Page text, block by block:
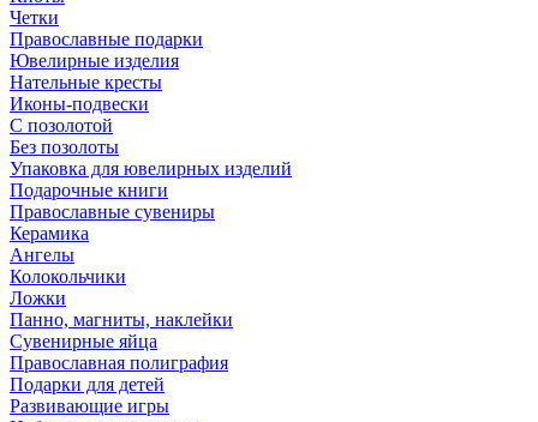
Четки
Православные подарки
Ювелирные изделия
Нательные кресты
Иконы-подвески
С позолотой
Без позолоты
Упаковка для ювелирных изделий
Подарочные книги
Православные сувениры
Керамика
Ангелы
Колокольчики
Ложки
Панно, магниты, наклейки
Сувенирные яйца
Православная полиграфия
Подарки для детей
Развивающие игры